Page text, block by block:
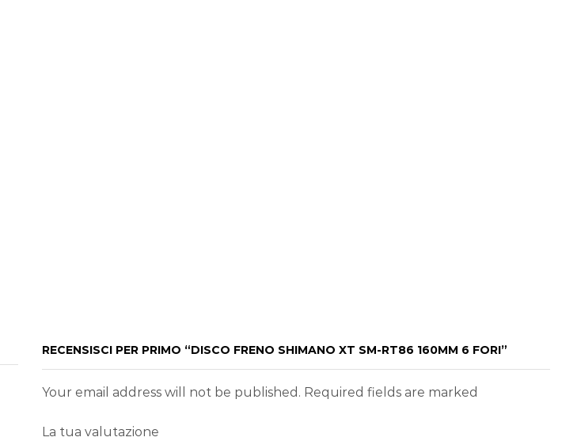
RECENSISCI PER PRIMO “DISCO FRENO SHIMANO XT SM-RT86 160MM 6 FORI”
Your email address will not be published. Required fields are marked
La tua valutazione